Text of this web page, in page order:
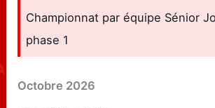
Championnat par équipe Sénior
phase 1
Octobre 2026